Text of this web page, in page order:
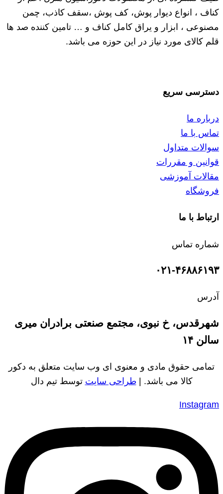
کناف ، انواع دیوار پوش، کف پوش ،سقف کاذب، چمن
مصنوعی ، ابزار و یراق کامل کناف و … تامین کننده صد ها
قلم کالای مورد نیاز در این حوزه می باشد.
دسترسی سریع
درباره ما
تماس با ما
سوالات متداول
قوانین و مقررات
مقالات آموزشی
فروشگاه
ارتباط با ما
شماره تماس
۰۲۱-۴۶۸۸۶۱۹۳
آدرس
شهرقدس، خ نبوی، مجتمع صنعتی برادران میری
سالن ۱۴
تمامی حقوق مادی و معنوی ای وب سایت متعلق به دکور
کالا می باشد. | طراحی سایت توسط تیم دال
Instagram